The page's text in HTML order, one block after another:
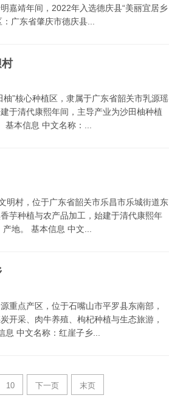
嘉靖年间，2022年入选德庆县“美丽宜居乡
广东省肇庆市德庆县...
”核心种植区，隶属于广东省韶关市乳源瑶
于清代康熙年间，主导产业为沙田柚种植
本信息 中文名称：...
明村，位于广东省韶关市乐昌市乐城街道东
芋种植与农产品加工，始建于清代康熙年
地。 基本信息 中文...
重点产区，位于石嘴山市平罗县东南部，
开采、肉牛养殖、枸杞种植与生态旅游，
中文名称：红崖子乡...
10 下一页 末页